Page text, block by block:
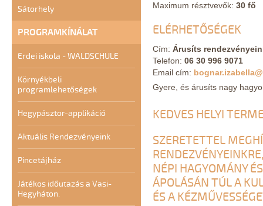
Sátorhely
PROGRAMKÍNÁLAT
Erdei iskola - WALDSCHULE
Környékbeli
programlehetőségek
Hegypásztor-applikáció
Aktuális Rendezvényeink
Pincetájház
Játékos időutazás a Vasi-
Hegyháton.
Maximum résztvevők: 30 fő
ELÉRHETŐSÉGEK
Cím: Árusíts
Telefon: 06 30 996 9071
Email cím:
Gyere, és árusíts nagy
KEDVES HELYI
SZERETETTEL
NÉPI HAGYOMÁNY
ÁPOLÁSÁN TÚL A
ÉS A